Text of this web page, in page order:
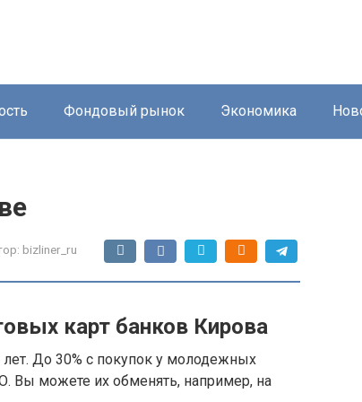
Фондовый рынок Экономика
bizliner_ru
карт банков Кирова
До 30% с покупок у молодежных
Вы можете их обменять, например, на